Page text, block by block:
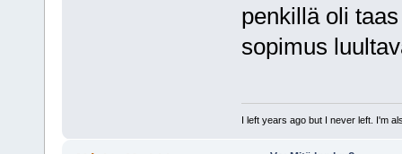
penkillä oli
sopimus
I left years ago but I never left. I'm